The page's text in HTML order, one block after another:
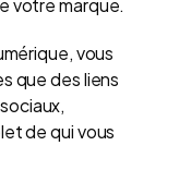
votre marque.
vous
que des liens
de qui vous